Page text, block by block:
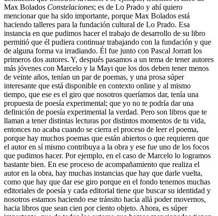
Max Bolados Constelaciones; es de Lo Prado y ahí quiero
mencionar que ha sido importante, porque Max Bolados está
haciendo talleres para la fundación cultural de Lo Prado. Esa
instancia en que pudimos hacer el trabajo de desarrollo de su libro
permitió que él pudiera continuar trabajando con la fundación y que
de alguna forma va irradiando. Él fue junto con Pascal Jorratt los
primeros dos autores. Y, después pasamos a un tema de tener autores
más jóvenes con Marcelo y la Mayi que los dos deben tener menos
de veinte años, tenían un par de poemas, y una prosa súper
interesante que está disponible en contexto online y al mismo
tiempo, que ese es el giro que nosotros queríamos dar, tenía una
propuesta de poesía experimental; que yo no te podría dar una
definición de poesía experimental la verdad. Pero son libros que te
llaman a tener distintas lecturas por distintos momentos de tu vida,
entonces no acaba cuando se cierra el proceso de leer el poema,
porque hay muchos poemas que están abiertos o que requieren que
el autor en sí mismo contribuya a la obra y ese fue uno de los focos
que pudimos hacer. Por ejemplo, en el caso de Marcelo lo logramos
bastante bien. En ese proceso de acompañamiento que realiza el
autor en la obra, hay muchas instancias que hay que darle vuelta,
como que hay que dar ese giro porque en el fondo tenemos muchas
editoriales de poesía y cada editorial tiene que buscar su identidad y
nosotros estamos haciendo ese tránsito hacía allá poder movernos,
hacia libros que sean cien por ciento objeto. Ahora, es súper